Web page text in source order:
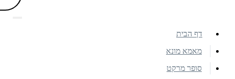
דף הבית
מאמא מונא
סופר מרקט